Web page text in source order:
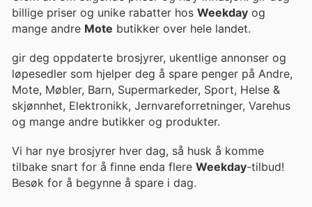
billige priser og unike rabatter hos Weekday og
mange andre Mote butikker over hele landet.
gir deg oppdaterte brosjyrer, ukentlige annonser og
løpesedler som hjelper deg å spare penger på Andre,
Mote, Møbler, Barn, Supermarkeder, Sport, Helse &
skjønnhet, Elektronikk, Jernvareforretninger, Varehus
og mange andre butikker og produkter.
Vi har nye brosjyrer hver dag, så husk å komme
tilbake snart for å finne enda flere Weekday-tilbud!
Besøk for å begynne å spare i dag.